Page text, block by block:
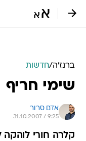
ברנז'ה/חדשות
שימי חריף
אדם סרור
31.10.2007 / 9:25
קלרה חורי